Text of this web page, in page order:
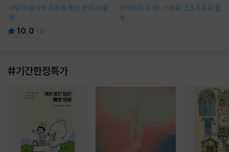
서양 미술사의 흐름을 꿰는 반려 미술
책
10.0 ( 3)
오싹함이 두 배! 스페셜 굿즈 6종과 함
께
#기간한정특가